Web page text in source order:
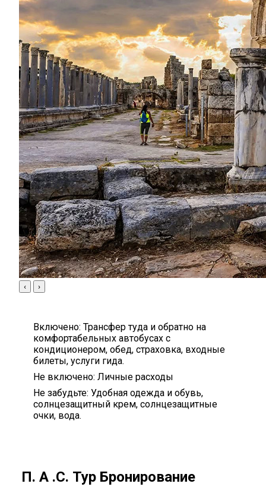
‹ ›
Включено: Трансфер туда и обратно на
комфортабельных автобусах с
кондиционером, обед, страховка, входные
билеты, услуги гида.
Не включено: Личные расходы
Не забудьте: Удобная одежда и обувь,
солнцезащитный крем, солнцезащитные
очки, вода.
П. А .С. Тур Бронирование